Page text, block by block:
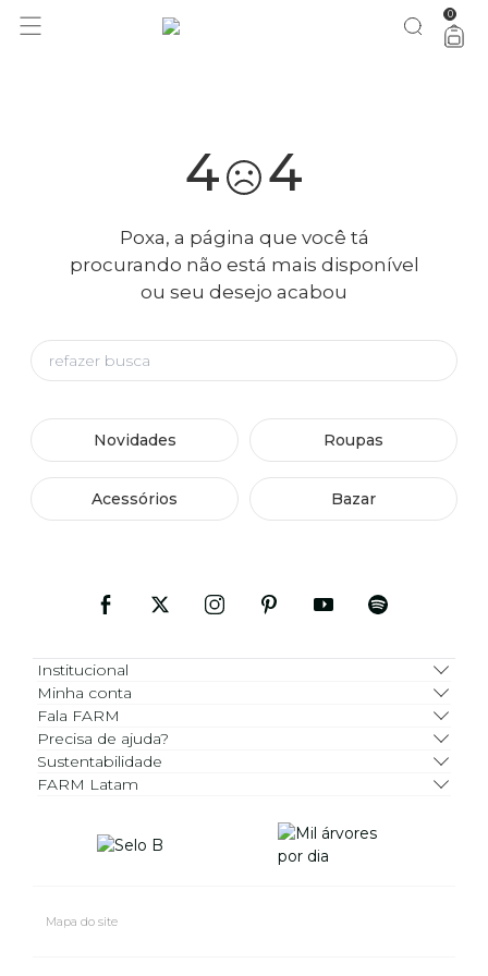
você merece 30% OFF pra comemorar com a gente aproveita! 0
4 4
Poxa, a página que você tá
procurando não está mais disponível
ou seu desejo acabou
Novidades Roupas
Acessórios Bazar
Institucional
Minha conta
Fala FARM
Precisa de ajuda?
Sustentabilidade
FARM Latam
Mapa do site